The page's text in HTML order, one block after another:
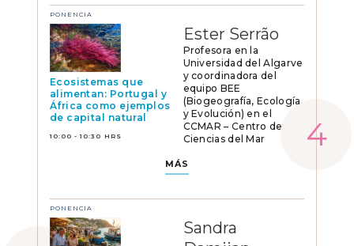
PONENCIA
Ecosistemas que
alimentan: Portugal y
África como ejemplos
de capital natural
10:00 - 10:30 HRS
Ester Serrão
Profesora en la
Universidad del Algarve
y coordinadora del
equipo BEE
(Biogeografía, Ecología
y Evolución) en el
CCMAR – Centro de
Ciencias del Mar
MÁS
PONENCIA
Sandra